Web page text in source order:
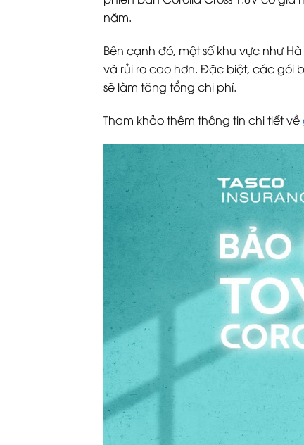
năm.
Bên cạnh đó, một số khu vực như
và rủi ro cao hơn. Đặc biệt, các gói
sẽ làm tăng tổng chi phí.
Tham khảo thêm thông tin chi tiết về